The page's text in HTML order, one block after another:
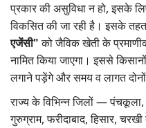
प्रकार की असुविधा न हो, इसके
विकसित की जा रही है। इसके
एजेंसी"को जैविक खेती के
नामित किया जाएगा। इससे
लगाने पड़ेंगे और समय व लागत
राज्य के विभिन्न जिलों —
गुरुग्राम, फरीदाबाद, हिसार,